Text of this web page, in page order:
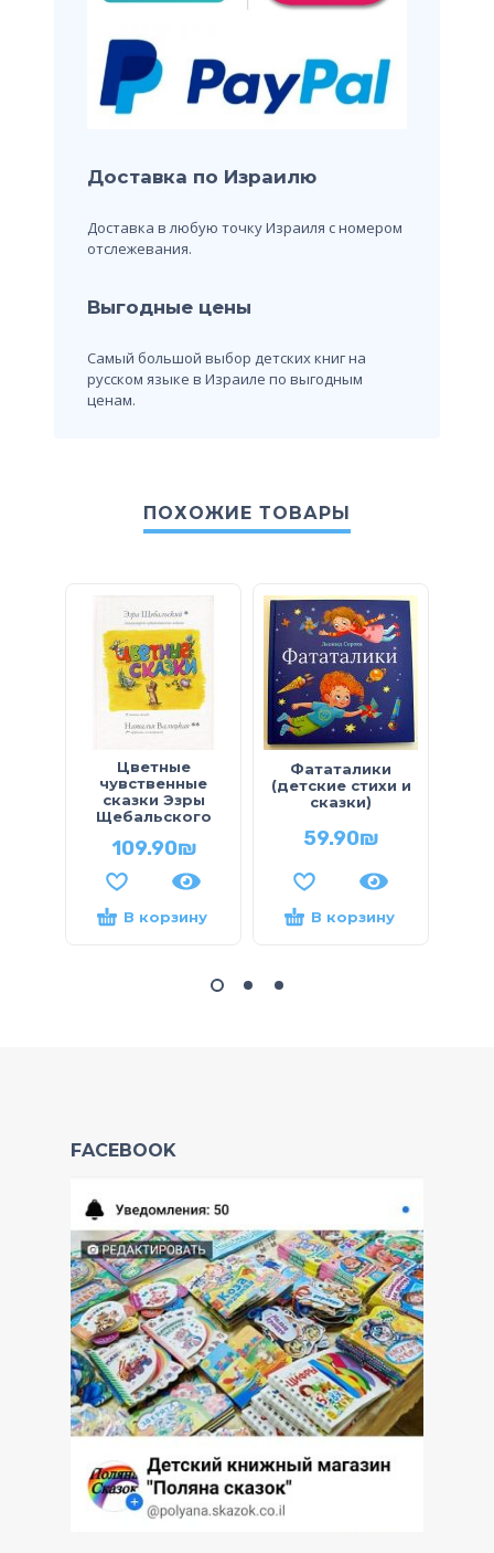
Доставка по Израилю
Доставка в любую точку Израиля с номером
отслежевания.
Выгодные цены
Самый большой выбор детских книг на
русском языке в Израиле по выгодным
ценам.
ПОХОЖИЕ ТОВАРЫ
Цветные
чувственные
сказки Эзры
Щебальского
109.90₪
В корзину
Фататалики
(детские стихи и
сказки)
59.90₪
В корзину
FACEBOOK